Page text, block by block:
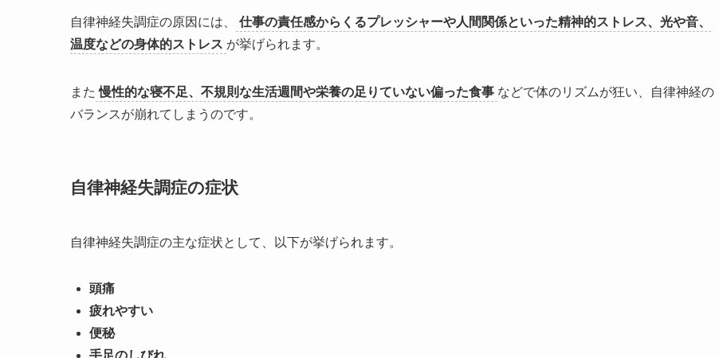
自律神経失調症の原因には、
仕事の責任感からくるプレッシャーや人間関係といった精神的ストレス、光や音、
温度などの身体的ストレス が挙げられます。
また 慢性的な寝不足、不規則な生活週間や栄養の足りていない偏った食事 などで体のリズムが狂い、自律神経の
バランスが崩れてしまうのです。
自律神経失調症の症状
自律神経失調症の主な症状として、以下が挙げられます。
頭痛
疲れやすい
便秘